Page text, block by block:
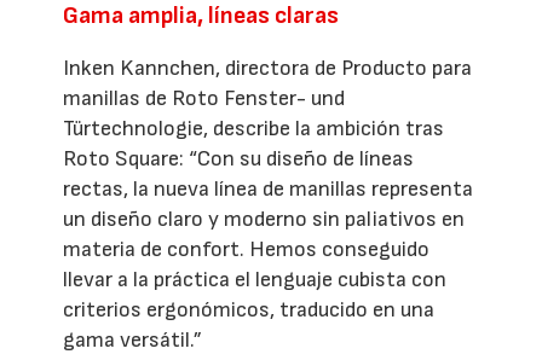
Gama amplia, líneas claras
Inken Kannchen, directora de Producto para
manillas de Roto Fenster- und
Türtechnologie, describe la ambición tras
Roto Square: “Con su diseño de líneas
rectas, la nueva línea de manillas representa
un diseño claro y moderno sin paliativos en
materia de confort. Hemos conseguido
llevar a la práctica el lenguaje cubista con
criterios ergonómicos, traducido en una
gama versátil.”